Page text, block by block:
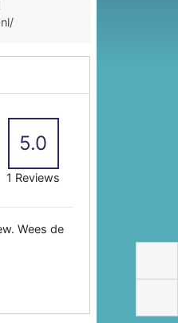
5.0
1 Reviews
Wees de